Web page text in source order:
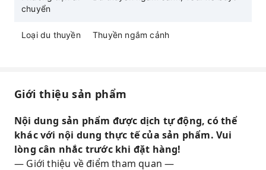
truyền thống mai mối, và tản bộ qua những
tồn tốt để cảm nhận bầu không khí thời Edo
chuyển
Loại du thuyền Thuyền ngắm cảnh
Giới thiệu sản phẩm
Nội dung sản phẩm được dịch tự động, có thể
khác với nội dung thực tế của sản phẩm. Vui
lòng cân nhắc trước khi đặt hàng!
— Giới thiệu về điểm tham quan —